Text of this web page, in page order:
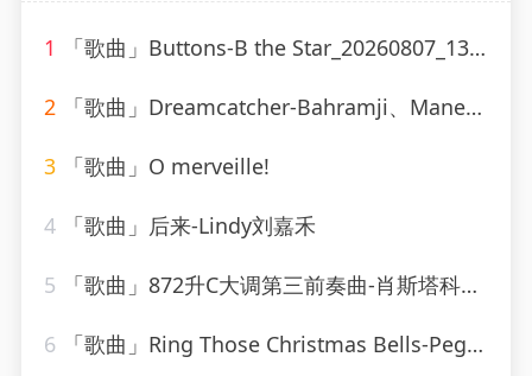
1 「歌曲」Buttons-B the Star_20260807_131713
2 「歌曲」Dreamcatcher-Bahramji、Maneesh de Moor、Bashir、Zhubin Kalhor、Sudha
3 「歌曲」O merveille!
4 「歌曲」后来-Lindy刘嘉禾
5 「歌曲」872升C大调第三前奏曲-肖斯塔科维奇
6 「歌曲」Ring Those Christmas Bells-Peggy Lee